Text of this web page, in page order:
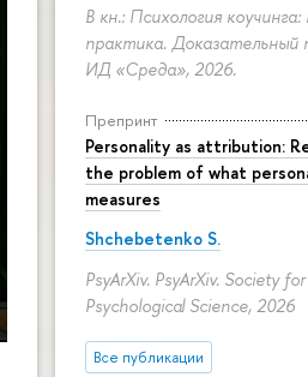
В кн.: Психология
практика. Доказательный
ИД «Среда», 2026.
Препринт
Personality as attribution:
the problem of what
measures
Shchebetenko S.
PsyArXiv. PsyArXiv. Society
Psychological Science, 2026
Все публикации